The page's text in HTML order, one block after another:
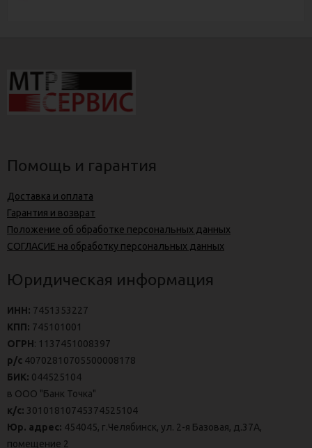
Помощь и гарантия
Доставка и оплата
Гарантия и возврат
Положение об обработке персональных данных
СОГЛАСИЕ на обработку персональных данных
Юридическая информация
ИНН: 7451353227
КПП: 745101001
ОГРН: 1137451008397
р/с 40702810705500008178
БИК: 044525104
в ООО "Банк Точка"
к/с: 30101810745374525104
Юр. адрес: 454045, г.Челябинск, ул. 2-я Базовая, д.37А,
помещение 2